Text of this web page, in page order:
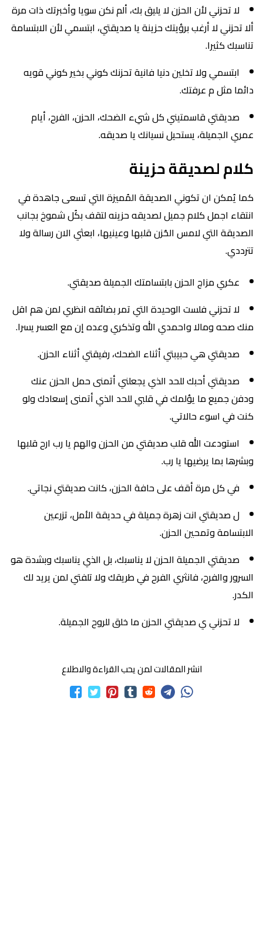
لا تحزني لأن الحزن لا يليق بك، ألم نكن سويا وأخبرتك ذات مرة
ألا تحزني لا أرغب برؤيتك حزينة يا صديقتي، ابتسمي لأن الابتسامة
تناسبك كثيرا.
ابتسمي ولا تخلين دنيا فانية تحزنك كوني بخير كوني قويه
دائما مثل م عرفتك.
صديقتي قاسمتيني كل شيء الضحك، الحزن، الفرح، أيام
عمري الجميلة، يستحيل نسيانك يا صديقه.
كلام لصديقة حزينة
كما يُمكن ان تكوني الصديقة المُميزة التي تسعى جاهدة في
انتقاء اجمل كلام جميل لصديقه حزينه لتقف بكُل شموخ بجانب
الصديقة التي لامس الحُزن قلبها وعينيها، ابعثي الان رسالة ولا
تترددي.
عكري مزاج الحزن بابتسامتك الجميلة صديقتي.
لا تحزني فلست الوحيدة التي تمر بضائقه انظري لمن هم اقل
منك صحه ومالا واحمدي الله وتذكري وعده إن مع العسر يسرا.
صديقتي هي حبيبتي أثناء الضحك، رفيقتي أثناء الحزن.
صديقتي أحبك للحد الذي يجعلني أتمنى حمل الحزن عنك
ودفن جميع ما يؤلمك في قلبي للحد الذي أتمنى إسعادك ولو
كنت في اسوء حالاتي.
استودعت الله قلب صديقتي من الحزن والهم يا رب ارح قلبها
وبشرها بما يرضيها يا رب.
في كل مرة أقف على حافة الحزن، كانت صديقتي نجاتي.
ل صديقتي انت زهرة جميلة في حديقة الأمل، تزرعين
الابتسامة وتمحين الحزن.
صديقتي الجميلة الحزن لا يناسبك، بل الذي يناسبك وبشدة هو
السرور والفرح، فانثري الفرح في طريقك ولا تلفتي لمن يريد لك
الكدر.
لا تحزني ي صديقتي الحزن ما خلق للروح الجميلة.
انشر المقالات لمن يحب القراءة والاطلاع